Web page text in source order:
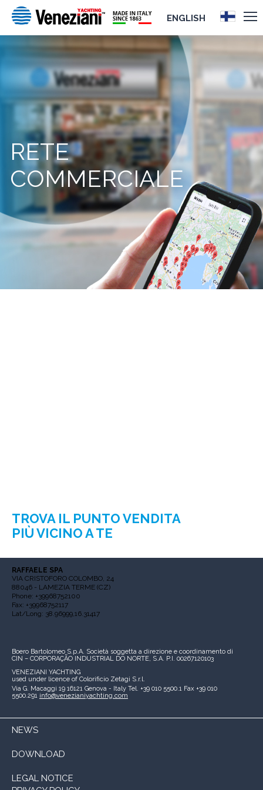
ENGLISH
RETE
COMMERCIALE
TROVA IL PUNTO VENDITA
PIÙ VICINO A TE
RAFFAELE SPA
VIA CRISTOFORO COLOMBO, 24
88046 - LAMEZIA TERME (CZ)
Phone: +39968752100
Fax: +39968752117
Lat/Long: 38.96999,16.31417
Boero Bartolomeo S.p.A. Società soggetta a direzione e coordinamento di
CIN – CORPORAÇÃO INDUSTRIAL DO NORTE, S.A. P.I. 00267120103
VENEZIANI YACHTING
used under licence of Colorificio Zetagi S.r.l.
Via G. Macaggi 19 16121 Genova - Italy Tel. +39 010 5500.1 Fax +39 010
5500.291 info@venezianiyachting.com
NEWS
DOWNLOAD
LEGAL NOTICE